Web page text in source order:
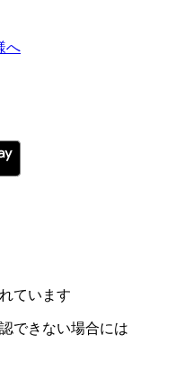
へ
ています
できない場合には